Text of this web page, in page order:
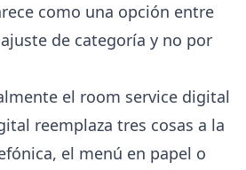
como una opción entre
de categoría y no por
el room service digital
reemplaza tres cosas a la
el menú en papel o